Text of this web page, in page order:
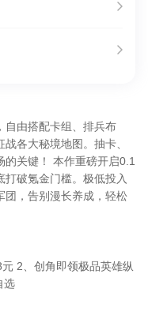
自由搭配卡组、排兵布
各大秘境地图。抽卡、
关键！ 本作重磅开启0.1
破氪金门槛。极低投入
团，告别漫长养成，轻松
2、创角即领极品英雄纵
选